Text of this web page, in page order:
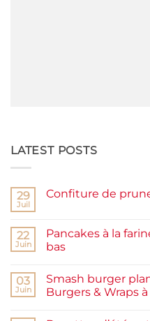
LATEST POSTS
29
Juil
Confiture de
Confiture
de
prunes
et
rapide
22
Juin
Pancakes à la
bas
sur
Pancakes
à
03
Juin
Smash burger
Burgers & Wraps